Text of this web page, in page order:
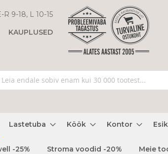
R 9-18, L 10-15
KAUPLUSED
Lastetuba Köök Kontor Esik
-25% Stroma voodid -20% Meie